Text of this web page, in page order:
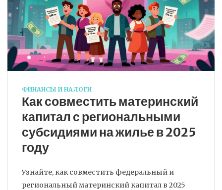
ФИНАНСЫ И НАЛОГИ
Как совместить материнский
капитал с региональными
субсидиями на жилье в 2025
году
Узнайте, как совместить федеральный и
региональный материнский капитал в 2025